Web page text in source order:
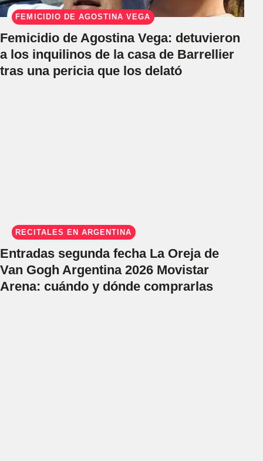
FEMICIDIO DE AGOSTINA VEGA
Femicidio de Agostina Vega: detuvieron
a los inquilinos de la casa de Barrellier
tras una pericia que los delató
RECITALES EN ARGENTINA
Entradas segunda fecha La Oreja de
Van Gogh Argentina 2026 Movistar
Arena: cuándo y dónde comprarlas